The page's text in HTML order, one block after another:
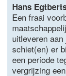
Hans
Een fraai
uitleveren
schiet(en) er
een periode
vergrijzing